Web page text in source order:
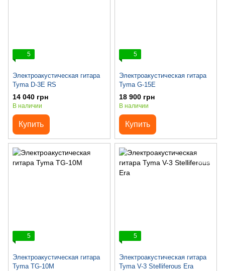
5
Электроакустическая гитара
Tyma D-3E RS
14 040 грн
В наличии
Купить
5
Электроакустическая гитара
Tyma G-15E
18 900 грн
В наличии
Купить
5
Электроакустическая гитара
Tyma TG-10M
5
Электроакустическая гитара
Tyma V-3 Stelliferous Era